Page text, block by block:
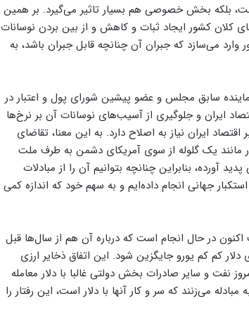
دولت، بلکه بخش خصوصی هم بسیار تاثیر می‌گیرد. بر همین
کلان کشور ایجاد ثبات و کاهش و از بین بردن نوسانات
وارد می‌سازد که جبران آن چنانچه قابل جبران باشد، به
سابق مجلس و عضو پیشین شورای پول و اعتبار در
ایران و جلوگیری از آسیب‌های نوسانات آن بر نرخ‌ها
ایران نیاز به اصلاح دارد. به این معنا، تقاضای
مانند یک گلوله از سوی آمریکای دشمن به طرف ملت
آورده، بنابراین چنانچه بتوانیم آن را از مبادلات
جهانی انجام داده‌ایم و به سهم خود که اندازه کمی
در حال انجام است که درباره آن هم از سال‌ها قبل
تلاش شد تا به جای دلار کم کم یورو جایگزین شود. این اتفاق ذخایر ارزی
نفت و سایر صادرات بخش دولتی غالبا با دلار معامله
می‌زنند که سر و کار آنها با دلار است، این رفتار را